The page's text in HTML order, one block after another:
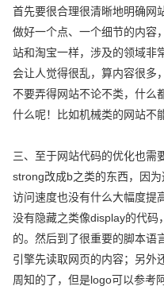
首先要很合理很清晰地明确网
做好一个点、一个细节的内容
站和淘宝一样，涉及的领域非
会让人觉得很乱，算内容很多
不要弄得网站不论不类，什么
什么呢！比如机械类的网站不
三、至于网站代码的优化也需
strong改成b之类的东西，因
访问速度也没有什么大幅度提
没有隐藏之类像display的代码
的。然后到了很重要的脚本语
引擎先读取网页的内容；另外
周知的了，但是logo可以参考